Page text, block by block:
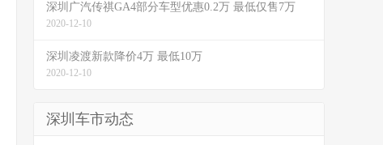
深圳广汽传祺GA4部分车型优惠0.2万 最低仅售7万
2020-12-10
深圳凌渡新款降价4万 最低10万
2020-12-10
深圳车市动态